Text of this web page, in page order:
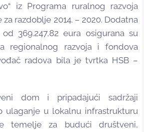
iz Programa ruralnog razvoja
razdoblje 2014. – 2020. Dodatna
369.247,82 eura osigurana su
regionalnog razvoja i fondova
radova bila je tvrtka HSB –
dom i pripadajući sadržaji
ulaganje u lokalnu infrastrukturu
temelje za budući društveni,